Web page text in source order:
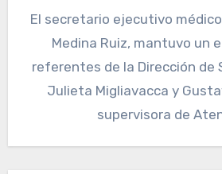
El secretario ejecutivo médico del Siprosa, Luis
Medina Ruiz, mantuvo un
referentes de la Dirección de
Julieta Migliavacca y
supervisora de